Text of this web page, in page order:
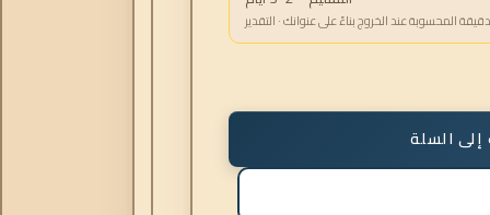
المحسوبة عند الخروج بناءً على عنوانك · التقدير
السلة